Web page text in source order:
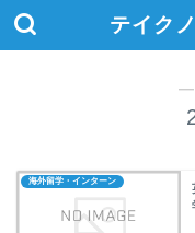
テイク
―
海外留学・インターン